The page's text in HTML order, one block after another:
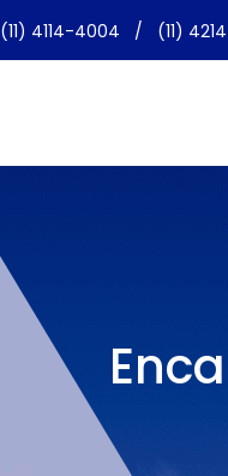
(11) 4114-4004 / (11)